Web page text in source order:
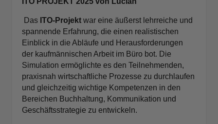
Das ITO-Projekt war eine äußerst lehrreiche und
spannende Erfahrung, die einen realistischen
Einblick in die Abläufe und Herausforderungen
der kaufmännischen Arbeit im Büro bot. Die
Simulation ermöglichte es den Teilnehmenden,
praxisnah wirtschaftliche Prozesse zu durchlaufen
und gleichzeitig wichtige Kompetenzen in den
Bereichen Buchhaltung, Kommunikation und
Geschäftsstrategie zu entwickeln.